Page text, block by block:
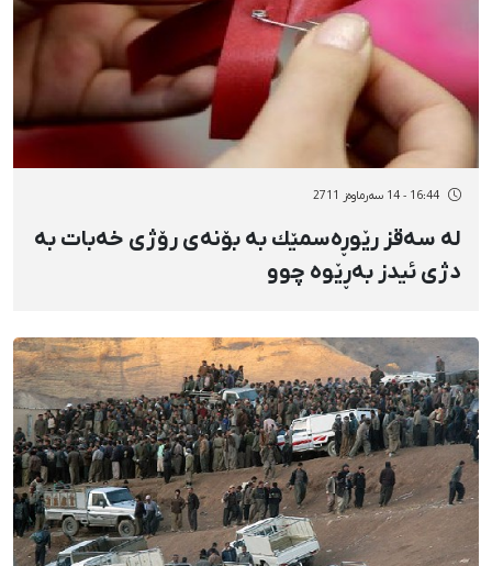
16:44 - 14 سەرماوەز 2711
لە سەقز رێوڕەسمێك بە بۆنەی رۆژی خەبات بە
دژی ئیدز بەڕێوە چوو